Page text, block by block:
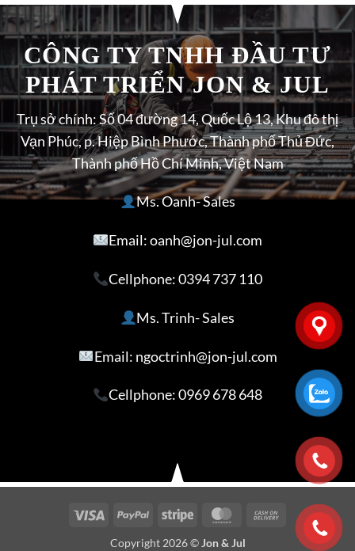
CÔNG TY TNHH ĐẦU TƯ
PHÁT TRIỂN JON & JUL
Trụ sở chính: Số 04 đường 14, Quốc Lộ 13, Khu đô thị
Vạn Phúc, p. Hiệp Bình Phước, Thành phố Thủ Đức,
Thành phố Hồ Chí Minh, Việt Nam
Ms. Oanh- Sales
Email: oanh@jon-jul.com
Cellphone:0394 737 110
Ms. Trinh- Sales
Email: ngoctrinh@jon-jul.com
Cellphone:0969 678 648
Visa PayPal Stripe MasterCardCash
On
Copyright 2026 © Jon & Jul